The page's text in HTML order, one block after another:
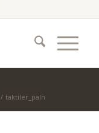
/ taktiler_paln